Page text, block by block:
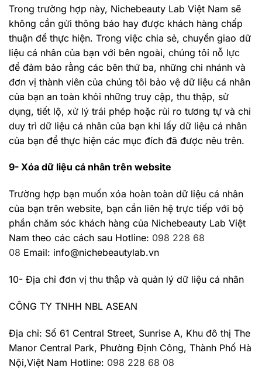
Trong trường hợp này, Nichebeauty Lab Việt Nam sẽ
không cần gửi thông báo hay được khách hàng chấp
thuận để thực hiện. Trong việc chia sẻ, chuyển giao dữ
liệu cá nhân của bạn với bên ngoài, chúng tôi nỗ lực
để đảm bảo rằng các bên thứ ba, những chi nhánh và
đơn vị thành viên của chúng tôi bảo vệ dữ liệu cá nhân
của bạn an toàn khỏi những truy cập, thu thập, sử
dụng, tiết lộ, xử lý trái phép hoặc rủi ro tương tự và chỉ
duy trì dữ liệu cá nhân của bạn khi lấy dữ liệu cá nhân
của bạn để thực hiện các mục đích đã được nêu trên.
9- Xóa dữ liệu cá nhân trên website
Trường hợp bạn muốn xóa hoàn toàn dữ liệu cá nhân
của bạn trên website, bạn cần liên hệ trực tiếp với bộ
phần chăm sóc khách hàng của Nichebeauty Lab Việt
Nam theo các cách sau Hotline: 098 228 68
08 Email: info@nichebeautylab.vn
10- Địa chỉ đơn vị thu thập và quản lý dữ liệu cá nhân
CÔNG TY TNHH NBL ASEAN
Địa chỉ: Số 61 Central Street, Sunrise A, Khu đô thị The
Manor Central Park, Phường Định Công, Thành Phố Hà
Nội,Việt Nam Hotline: 098 228 68 08